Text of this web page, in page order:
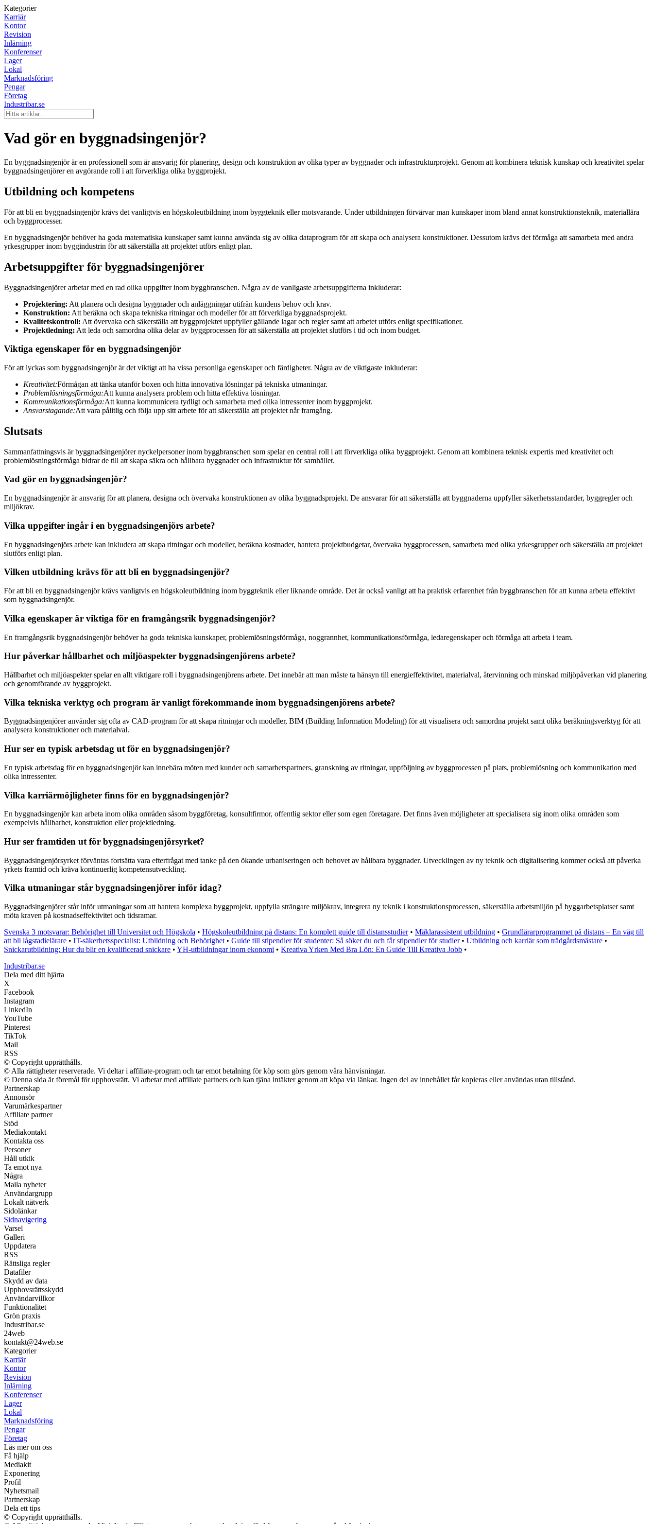
Kategorier
Karriär
Kontor
Revision
Inlärning
Konferenser
Lager
Lokal
Marknadsföring
Pengar
Företag
Industribar.se
Vad gör en byggnadsingenjör?
En byggnadsingenjör är en professionell som är ansvarig för planering, design och konstruktion av olika typer av byggnader och infrastrukturprojekt. Genom att kombinera teknisk kunskap och kreativitet spelar
byggnadsingenjörer en avgörande roll i att förverkliga olika byggprojekt.
Utbildning och kompetens
För att bli en byggnadsingenjör krävs det vanligtvis en högskoleutbildning inom byggteknik eller motsvarande. Under utbildningen förvärvar man kunskaper inom bland annat konstruktionsteknik, materiallära
och byggprocesser.
En byggnadsingenjör behöver ha goda matematiska kunskaper samt kunna använda sig av olika dataprogram för att skapa och analysera konstruktioner. Dessutom krävs det förmåga att samarbeta med andra
yrkesgrupper inom byggindustrin för att säkerställa att projektet utförs enligt plan.
Arbetsuppgifter för byggnadsingenjörer
Byggnadsingenjörer arbetar med en rad olika uppgifter inom byggbranschen. Några av de vanligaste arbetsuppgifterna inkluderar:
Projektering: Att planera och designa byggnader och anläggningar utifrån kundens behov och krav.
Konstruktion: Att beräkna och skapa tekniska ritningar och modeller för att förverkliga byggnadsprojekt.
Kvalitetskontroll: Att övervaka och säkerställa att byggprojektet uppfyller gällande lagar och regler samt att arbetet utförs enligt specifikationer.
Projektledning: Att leda och samordna olika delar av byggprocessen för att säkerställa att projektet slutförs i tid och inom budget.
Viktiga egenskaper för en byggnadsingenjör
För att lyckas som byggnadsingenjör är det viktigt att ha vissa personliga egenskaper och färdigheter. Några av de viktigaste inkluderar:
Kreativitet:Förmågan att tänka utanför boxen och hitta innovativa lösningar på tekniska utmaningar.
Problemlösningsförmåga:Att kunna analysera problem och hitta effektiva lösningar.
Kommunikationsförmåga:Att kunna kommunicera tydligt och samarbeta med olika intressenter inom byggprojekt.
Ansvarstagande:Att vara pålitlig och följa upp sitt arbete för att säkerställa att projektet når framgång.
Slutsats
Sammanfattningsvis är byggnadsingenjörer nyckelpersoner inom byggbranschen som spelar en central roll i att förverkliga olika byggprojekt. Genom att kombinera teknisk expertis med kreativitet och
problemlösningsförmåga bidrar de till att skapa säkra och hållbara byggnader och infrastruktur för samhället.
Vad gör en byggnadsingenjör?
En byggnadsingenjör är ansvarig för att planera, designa och övervaka konstruktionen av olika byggnadsprojekt. De ansvarar för att säkerställa att byggnaderna uppfyller säkerhetsstandarder, byggregler och
miljökrav.
Vilka uppgifter ingår i en byggnadsingenjörs arbete?
En byggnadsingenjörs arbete kan inkludera att skapa ritningar och modeller, beräkna kostnader, hantera projektbudgetar, övervaka byggprocessen, samarbeta med olika yrkesgrupper och säkerställa att projektet
slutförs enligt plan.
Vilken utbildning krävs för att bli en byggnadsingenjör?
För att bli en byggnadsingenjör krävs vanligtvis en högskoleutbildning inom byggteknik eller liknande område. Det är också vanligt att ha praktisk erfarenhet från byggbranschen för att kunna arbeta effektivt
som byggnadsingenjör.
Vilka egenskaper är viktiga för en framgångsrik byggnadsingenjör?
En framgångsrik byggnadsingenjör behöver ha goda tekniska kunskaper, problemlösningsförmåga, noggrannhet, kommunikationsförmåga, ledaregenskaper och förmåga att arbeta i team.
Hur påverkar hållbarhet och miljöaspekter byggnadsingenjörens arbete?
Hållbarhet och miljöaspekter spelar en allt viktigare roll i byggnadsingenjörens arbete. Det innebär att man måste ta hänsyn till energieffektivitet, materialval, återvinning och minskad miljöpåverkan vid planering
och genomförande av byggprojekt.
Vilka tekniska verktyg och program är vanligt förekommande inom byggnadsingenjörens arbete?
Byggnadsingenjörer använder sig ofta av CAD-program för att skapa ritningar och modeller, BIM (Building Information Modeling) för att visualisera och samordna projekt samt olika beräkningsverktyg för att
analysera konstruktioner och materialval.
Hur ser en typisk arbetsdag ut för en byggnadsingenjör?
En typisk arbetsdag för en byggnadsingenjör kan innebära möten med kunder och samarbetspartners, granskning av ritningar, uppföljning av byggprocessen på plats, problemlösning och kommunikation med
olika intressenter.
Vilka karriärmöjligheter finns för en byggnadsingenjör?
En byggnadsingenjör kan arbeta inom olika områden såsom byggföretag, konsultfirmor, offentlig sektor eller som egen företagare. Det finns även möjligheter att specialisera sig inom olika områden som
exempelvis hållbarhet, konstruktion eller projektledning.
Hur ser framtiden ut för byggnadsingenjörsyrket?
Byggnadsingenjörsyrket förväntas fortsätta vara efterfrågat med tanke på den ökande urbaniseringen och behovet av hållbara byggnader. Utvecklingen av ny teknik och digitalisering kommer också att påverka
yrkets framtid och kräva kontinuerlig kompetensutveckling.
Vilka utmaningar står byggnadsingenjörer inför idag?
Byggnadsingenjörer står inför utmaningar som att hantera komplexa byggprojekt, uppfylla strängare miljökrav, integrera ny teknik i konstruktionsprocessen, säkerställa arbetsmiljön på byggarbetsplatser samt
möta kraven på kostnadseffektivitet och tidsramar.
Svenska 3 motsvarar: Behörighet till Universitet och Högskola • Högskoleutbildning på distans: En komplett guide till distansstudier• Mäklarassistent utbildning • Grundlärarprogrammet på distans – En väg till
att bli lågstadielärare • IT-säkerhetsspecialist: Utbildning och Behörighet • Guide till stipendier för studenter: Så söker du och får stipendier för studier• Utbildning och karriär som trädgårdsmästare •
Snickarutbildning: Hur du blir en kvalificerad snickare • YH-utbildningar inom ekonomi • Kreativa Yrken Med Bra Lön: En Guide Till Kreativa Jobb •
Industribar.se
Dela med ditt hjärta
X
Facebook
Instagram
LinkedIn
YouTube
Pinterest
TikTok
Mail
RSS
© Copyright upprätthålls.
© Alla rättigheter reserverade. Vi deltar i affiliate-program och tar emot betalning för köp som görs genom våra hänvisningar.
© Denna sida är föremål för upphovsrätt. Vi arbetar med affiliate partners och kan tjäna intäkter genom att köpa via länkar. Ingen del av innehållet får kopieras eller användas utan tillstånd.
Partnerskap
Annonsör
Varumärkespartner
Affiliate partner
Stöd
Mediakontakt
Kontakta oss
Personer
Håll utkik
Ta emot nya
Några
Maila nyheter
Användargrupp
Lokalt nätverk
Sidolänkar
Sidnavigering
Varsel
Galleri
Uppdatera
RSS
Rättsliga regler
Datafiler
Skydd av data
Upphovsrättsskydd
Användarvillkor
Funktionalitet
Grön praxis
Industribar.se
24web
kontakt@24web.se
Kategorier
Karriär
Kontor
Revision
Inlärning
Konferenser
Lager
Lokal
Marknadsföring
Pengar
Företag
Läs mer om oss
Få hjälp
Mediakit
Exponering
Profil
Nyhetsmail
Partnerskap
Dela ett tips
© Copyright upprätthålls.